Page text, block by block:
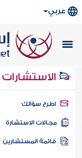
عربي
الاستشارات
سؤالك
الاستشارة